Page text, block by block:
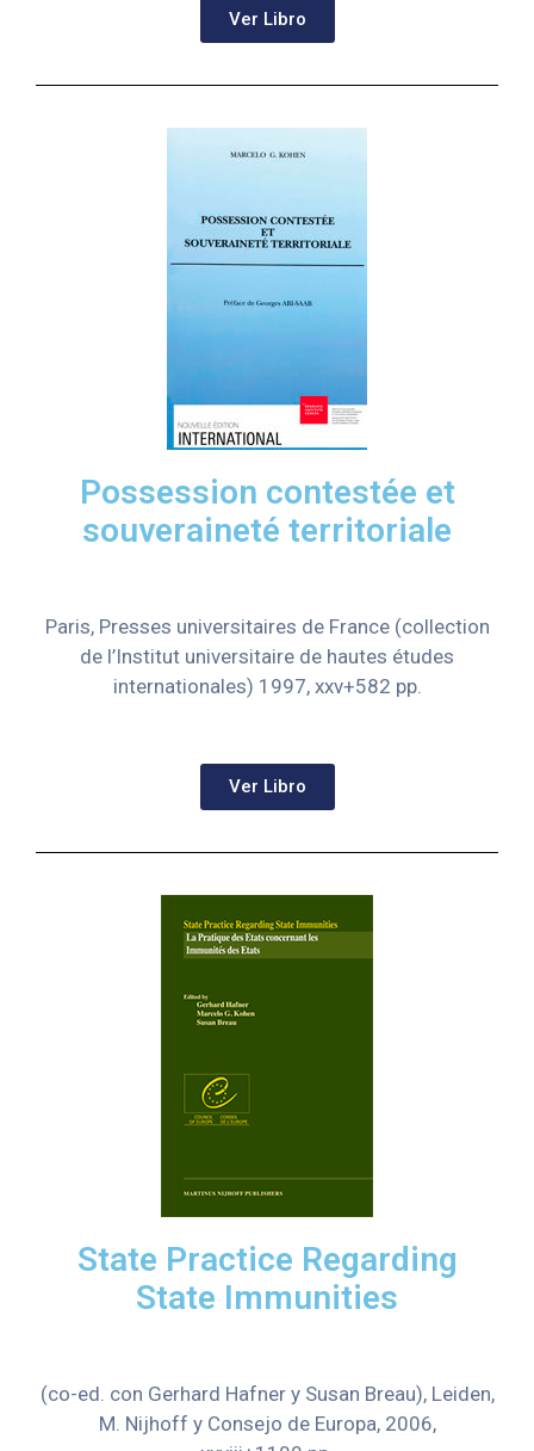
Ver Libro
Possession contestée et
souveraineté territoriale
Paris, Presses universitaires de France (collection
de l’Institut universitaire de hautes études
internationales) 1997, xxv+582 pp.
Ver Libro
State Practice Regarding
State Immunities
(co-ed. con Gerhard Hafner y Susan Breau), Leiden,
M. Nijhoff y Consejo de Europa, 2006,